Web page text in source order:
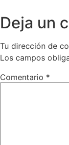
Deja un
Tu dirección de
Los campos
Comentario *